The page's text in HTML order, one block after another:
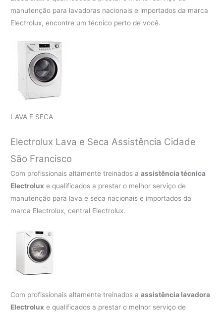
manutenção para lavadoras nacionais e importados da marca
Electrolux, encontre um técnico perto de você.
LAVA E SECA
Electrolux Lava e Seca Assistência Cidade
São Francisco
Com profissionais altamente treinados aassistência técnica
Electrolux e qualificados a prestar o melhor serviço de
manutenção para lava e seca nacionais e importados da
marca Electrolux, central Electrolux.
Com profissionais altamente treinados aassistência lavadora
Electrolux e qualificados a prestar o melhor serviço de